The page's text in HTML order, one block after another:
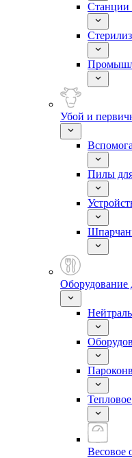
Станции
Убой и
Пилы
Оборудование
Весовое